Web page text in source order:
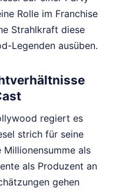
Rolle im Franchise
Strahlkraft diese
Legenden ausüben.
regiert es
strich für seine
als
als Produzent an
gehen